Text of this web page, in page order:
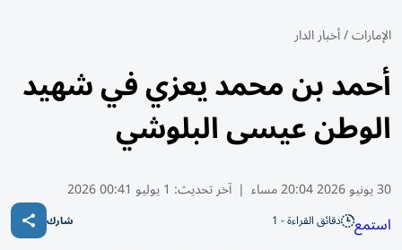
الإمارات/أخبار الدار
أحمد بن محمد يعزي في شهيد
الوطن عيسى البلوشي
30 يونيو 2026 20:04 مساء | آخر تحديث: 1 يوليو 00:41 2026
استمع دقائق القراءة - 1 شارك